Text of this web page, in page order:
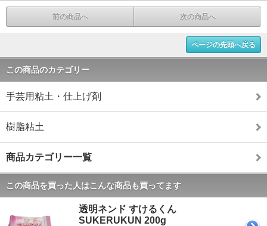
前の商品へ 次の商品へ
ページの先頭へ戻る
この商品のカテゴリー
手芸用粘土・仕上げ剤
樹脂粘土
商品カテゴリー一覧
この商品を買った人はこんな商品も買ってます
透明ネンド すけるくん
SUKERUKUN 200g